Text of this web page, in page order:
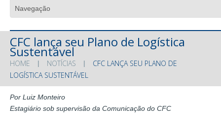
CFC lança seu Plano de Logística
Sustentável
HOME NOTÍCIAS
CFC LANÇA SEU PLANO DE
LOGÍSTICA SUSTENTÁVEL
Por Luiz Monteiro
Estagiário sob supervisão da Comunicação do CFC